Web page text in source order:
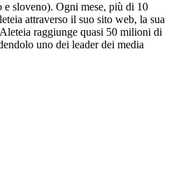
e sloveno). Ogni mese, più di 10
attraverso il suo sito web, la sua
raggiunge quasi 50 milioni di
uno dei leader dei media